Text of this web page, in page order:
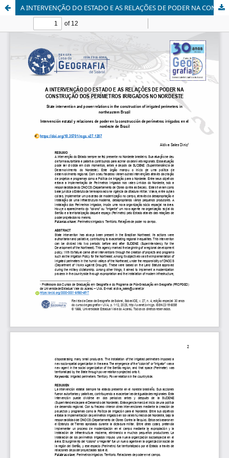
A INTERVENÇÃO DO ESTADO E AS RELAÇÕES DE PODER NA CONSTRUÇÃO DOS PERÍMETROS IRRIGADOS NO NORDESTE